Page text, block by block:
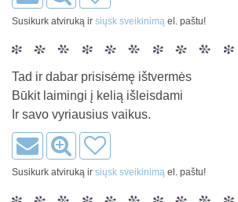
Susikurk atviruką ir siųsk sveikinimą el. paštu!
Tad ir dabar prisisėmę ištvermės
Būkit laimingi į kelią išleisdami
Ir savo vyriausius vaikus.
Susikurk atviruką ir siųsk sveikinimą el. paštu!